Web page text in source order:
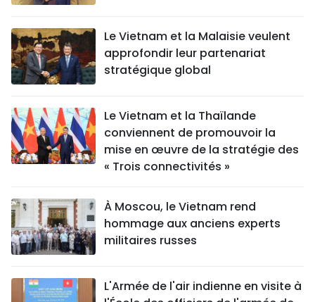
Le Vietnam et la Malaisie veulent
approfondir leur partenariat
stratégique global
Le Vietnam et la Thaïlande
conviennent de promouvoir la
mise en œuvre de la stratégie des
« Trois connectivités »
À Moscou, le Vietnam rend
hommage aux anciens experts
militaires russes
L'Armée de l'air indienne en visite à